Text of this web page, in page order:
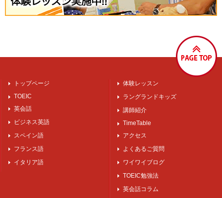
トップページ
TOEIC
英会話
ビジネス英語
スペイン語
フランス語
イタリア語
体験レッスン
ラングランドキッズ
講師紹介
TimeTable
アクセス
よくあるご質問
ワイワイブログ
TOEIC勉強法
英会話コラム